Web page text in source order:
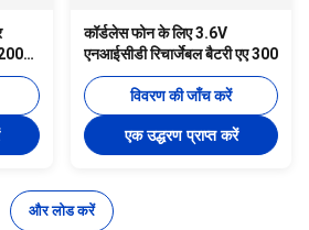
कॉर्डलेस फोन के लिए 3.6V
एनआईसीडी रिचार्जेबल बैटरी एए 300
विवरण की जाँच करें
एक उद्धरण प्राप्त करें
और लोड करें